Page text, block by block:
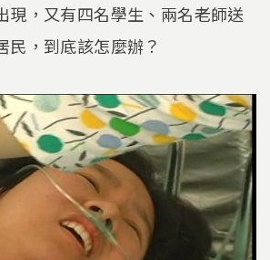
現，又有四名學生、兩名老師送
民，到底該怎麼辦？